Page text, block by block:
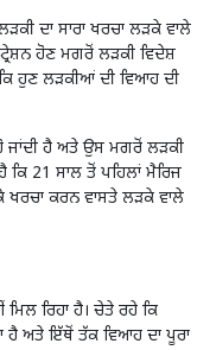
ਦਾ ਸਾਰਾ ਖਰਚਾ ਲੜਕੇ ਵਾਲੇ
ਹੋਣ ਮਗਰੋਂ ਲੜਕੀ ਵਿਦੇਸ਼
ਹੁਣ ਲੜਕੀਆਂ ਦੀ ਵਿਆਹ ਦੀ
ਹੋ ਜਾਂਦੀ ਹੈ ਅਤੇ ਉਸ ਮਗਰੋਂ ਲੜਕੀ
21 ਸਾਲ ਤੋਂ ਪਹਿਲਾਂ ਮੈਰਿਜ
ਖਰਚਾ ਕਰਨ ਵਾਸਤੇ ਲੜਕੇ ਵਾਲੇ
ਰਿਹਾ ਹੈ। ਚੇਤੇ ਰਹੇ ਕਿ
ਹੈ ਅਤੇ ਇੱਥੋਂ ਤੱਕ ਵਿਆਹ ਦਾ ਪੂਰਾ